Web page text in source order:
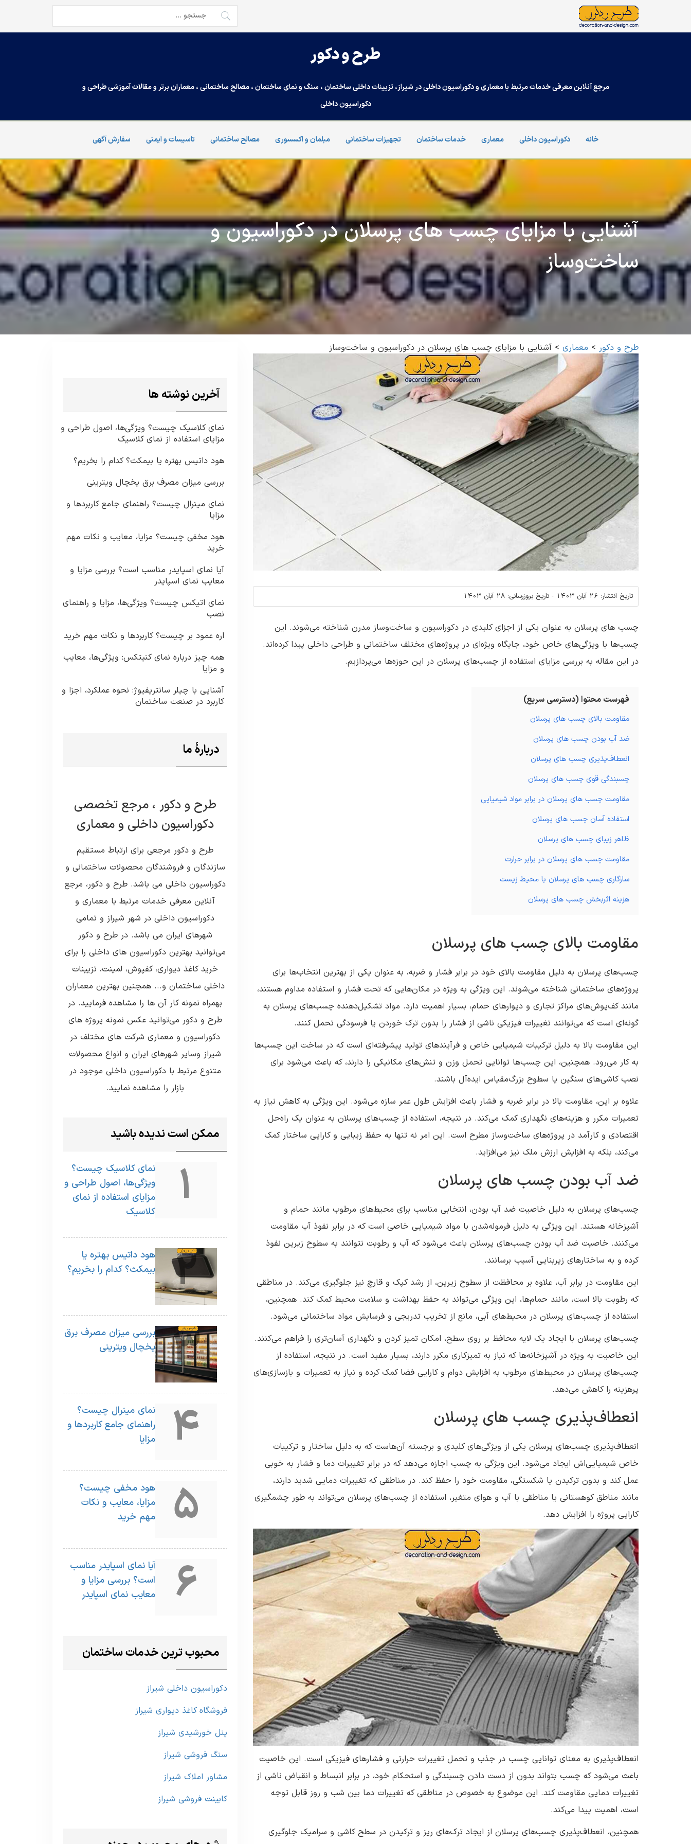
جستجو
برای:
طرح و دکور
مرجع آنلاین معرفی خدمات مرتبط با معماری و دکوراسیون داخلی در شیراز، تزیینات داخلی ساختمان ، سنگ و نمای ساختمان ، مصالح ساختمانی ، معماران برتر و مقالات آموزشی طراحی و
دکوراسیون داخلی
خانه دکوراسیون داخلی معماری خدمات ساختمان تجهیزات ساختمانی مبلمان و اکسسوری مصالح ساختمانی تاسیسات و ایمنی سفارش آگهی
آشنایی با مزایای چسب های پرسلان در دکوراسیون و
ساخت‌وساز
طرح و دکور > معماری > آشنایی با مزایای چسب های پرسلان در دکوراسیون و ساخت‌وساز
تاریخ انتشار: 26 آبان 1403 - تاریخ بروزرسانی: 28 آبان 1403
چسب های پرسلان به عنوان یکی از اجزای کلیدی در دکوراسیون و ساخت‌وساز مدرن شناخته می‌شوند. این
چسب‌ها با ویژگی‌های خاص خود، جایگاه ویژه‌ای در پروژه‌های مختلف ساختمانی و طراحی داخلی پیدا کرده‌اند.
در این مقاله به بررسی مزایای استفاده از چسب‌های پرسلان در این حوزه‌ها می‌پردازیم.
فهرست محتوا (دسترسی سریع)
مقاومت بالای چسب های پرسلان
ضد آب بودن چسب های پرسلان
انعطاف‌پذیری چسب های پرسلان
چسبندگی قوی چسب های پرسلان
مقاومت چسب های پرسلان در برابر مواد شیمیایی
استفاده آسان چسب های پرسلان
ظاهر زیبای چسب های پرسلان
مقاومت چسب های پرسلان در برابر حرارت
سازگاری چسب های پرسلان با محیط زیست
هزینه‌ اثربخش چسب های پرسلان
مقاومت بالای چسب های پرسلان
چسب‌های پرسلان به دلیل مقاومت بالای خود در برابر فشار و ضربه، به عنوان یکی از بهترین انتخاب‌ها برای
پروژه‌های ساختمانی شناخته می‌شوند. این ویژگی به ویژه در مکان‌هایی که تحت فشار و استفاده مداوم هستند،
مانند کف‌پوش‌های مراکز تجاری و دیوارهای حمام، بسیار اهمیت دارد. مواد تشکیل‌دهنده چسب‌های پرسلان به
گونه‌ای است که می‌توانند تغییرات فیزیکی ناشی از فشار را بدون ترک خوردن یا فرسودگی تحمل کنند.
این مقاومت بالا به دلیل ترکیبات شیمیایی خاص و فرآیندهای تولید پیشرفته‌ای است که در ساخت این چسب‌ها
به کار می‌رود. همچنین، این چسب‌ها توانایی تحمل وزن و تنش‌های مکانیکی را دارند، که باعث می‌شود برای
نصب کاشی‌های سنگین یا سطوح بزرگ‌مقیاس ایده‌آل باشند.
علاوه بر این، مقاومت بالا در برابر ضربه و فشار باعث افزایش طول عمر سازه می‌شود. این ویژگی به کاهش نیاز به
تعمیرات مکرر و هزینه‌های نگهداری کمک می‌کند. در نتیجه، استفاده از چسب‌های پرسلان به عنوان یک راه‌حل
اقتصادی و کارآمد در پروژه‌های ساخت‌وساز مطرح است. این امر نه تنها به حفظ زیبایی و کارایی ساختار کمک
می‌کند، بلکه به افزایش ارزش ملک نیز می‌افزاید.
ضد آب بودن چسب های پرسلان
چسب‌های پرسلان به دلیل خاصیت ضد آب بودن، انتخابی مناسب برای محیط‌های مرطوب مانند حمام و
آشپزخانه هستند. این ویژگی به دلیل فرموله‌شدن با مواد شیمیایی خاصی است که در برابر نفوذ آب مقاومت
می‌کنند. خاصیت ضد آب بودن چسب‌های پرسلان باعث می‌شود که آب و رطوبت نتوانند به سطوح زیرین نفوذ
کرده و به ساختارهای زیربنایی آسیب برسانند.
این مقاومت در برابر آب، علاوه بر محافظت از سطوح زیرین، از رشد کپک و قارچ نیز جلوگیری می‌کند. در مناطقی
که رطوبت بالا است، مانند حمام‌ها، این ویژگی می‌تواند به حفظ بهداشت و سلامت محیط کمک کند. همچنین،
استفاده از چسب‌های پرسلان در محیط‌های آبی، مانع از تخریب تدریجی و فرسایش مواد ساختمانی می‌شود.
چسب‌های پرسلان با ایجاد یک لایه محافظ بر روی سطح، امکان تمیز کردن و نگهداری آسان‌تری را فراهم می‌کنند.
این خاصیت به ویژه در آشپزخانه‌ها که نیاز به تمیزکاری مکرر دارند، بسیار مفید است. در نتیجه، استفاده از
چسب‌های پرسلان در محیط‌های مرطوب به افزایش دوام و کارایی فضا کمک کرده و نیاز به تعمیرات و بازسازی‌های
پرهزینه را کاهش می‌دهد.
انعطاف‌پذیری چسب های پرسلان
انعطاف‌پذیری چسب‌های پرسلان یکی از ویژگی‌های کلیدی و برجسته آن‌هاست که به دلیل ساختار و ترکیبات
خاص شیمیایی‌اش ایجاد می‌شود. این ویژگی به چسب اجازه می‌دهد که در برابر تغییرات دما و فشار به خوبی
عمل کند و بدون ترکیدن یا شکستگی، مقاومت خود را حفظ کند. در مناطقی که تغییرات دمایی شدید دارند،
مانند مناطق کوهستانی یا مناطقی با آب و هوای متغیر، استفاده از چسب‌های پرسلان می‌تواند به طور چشمگیری
کارایی پروژه را افزایش دهد.
انعطاف‌پذیری به معنای توانایی چسب در جذب و تحمل تغییرات حرارتی و فشارهای فیزیکی است. این خاصیت
باعث می‌شود که چسب بتواند بدون از دست دادن چسبندگی و استحکام خود، در برابر انبساط و انقباض ناشی از
تغییرات دمایی مقاومت کند. این موضوع به خصوص در مناطقی که تغییرات دما بین شب و روز قابل توجه
است، اهمیت پیدا می‌کند.
همچنین، انعطاف‌پذیری چسب‌های پرسلان از ایجاد ترک‌های ریز و ترکیدن در سطح کاشی و سرامیک جلوگیری
آخرین نوشته ها
نمای کلاسیک چیست؟ ویژگی‌ها، اصول طراحی و
مزایای استفاده از نمای کلاسیک
هود داتیس بهتره یا بیمکث؟ کدام را بخریم؟
بررسی میزان مصرف برق یخچال ویترینی
نمای مینرال چیست؟ راهنمای جامع کاربردها و
مزایا
هود مخفی چیست؟ مزایا، معایب و نکات مهم
خرید
آیا نمای اسپایدر مناسب است؟ بررسی مزایا و
معایب نمای اسپایدر
نمای اتیکس چیست؟ ویژگی‌ها، مزایا و راهنمای
نصب
اره عمود بر چیست؟ کاربردها و نکات مهم خرید
همه چیز درباره نمای کنیتکس: ویژگی‌ها، معایب
و مزایا
آشنایی با چیلر سانتریفیوژ: نحوه عملکرد، اجزا و
کاربرد در صنعت ساختمان
دربارۀ ما
طرح و دکور ، مرجع تخصصی
دکوراسیون داخلی و معماری
طرح و دکور مرجعی برای ارتباط مستقیم
سازندگان و فروشندگان محصولات ساختمانی و
دکوراسیون داخلی می باشد. طرح و دکور، مرجع
آنلاین معرفی خدمات مرتبط با معماری و
دکوراسیون داخلی در شهر شیراز و تمامی
شهرهای ایران می باشد. در طرح و دکور
می‌توانید بهترین دکوراسیون های داخلی را برای
خرید کاغذ دیواری، کفپوش، لمینت، تزیینات
داخلی ساختمان و... همچنین بهترین معماران
بهمراه نمونه کار آن ها را مشاهده فرمایید. در
طرح و دکور می‌توانید عکس نمونه پروژه های
دکوراسیون و معماری شرکت های مختلف در
شیراز وسایر شهرهای ایران و انواع محصولات
متنوع مرتبط با دکوراسیون داخلی موجود در
بازار را مشاهده نمایید.
ممکن است ندیده باشید
1
نمای کلاسیک چیست؟
ویژگی‌ها، اصول طراحی و
مزایای استفاده از نمای
کلاسیک
2
هود داتیس بهتره یا
بیمکث؟ کدام را بخریم؟
3
بررسی میزان مصرف برق
یخچال ویترینی
4
نمای مینرال چیست؟
راهنمای جامع کاربردها و
مزایا
5
هود مخفی چیست؟
مزایا، معایب و نکات
مهم خرید
6
آیا نمای اسپایدر مناسب
است؟ بررسی مزایا و
معایب نمای اسپایدر
محبوب ترین خدمات ساختمان
دکوراسیون داخلی شیراز
فروشگاه کاغذ دیواری شیراز
پنل خورشیدی شیراز
سنگ فروشی شیراز
مشاور املاک شیراز
کابینت فروشی شیراز